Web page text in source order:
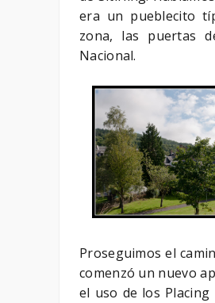
era un pueblecito
zona, las puertas
Nacional.
Proseguimos el
comenzó un nuevo
el uso de los Placing